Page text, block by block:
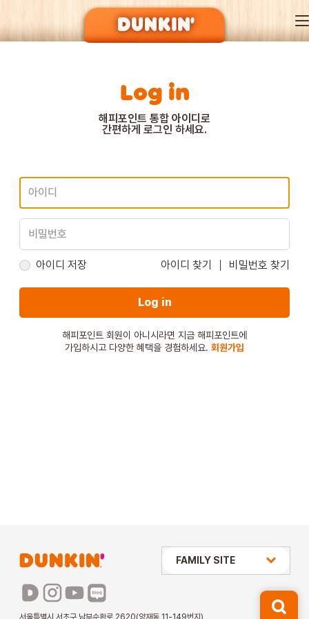
DUNKIN’ OF SEASON
MENU
EVENT
STORE
Log in
해피포인트 통합 아이디로
간편하게 로그인 하세요.
아이디 저장 아이디 찾기 비밀번호 찾기
Log in
해피포인트 회원이 아니시라면 지금 해피포인트에
가입하시고 다양한 혜택을 경험하세요. 회원가입
서울특별시 서초구 남부순환로 2620(양재동 11-149번지)
상미당 HOLDINGS
파리바게뜨
FAMILY SITE